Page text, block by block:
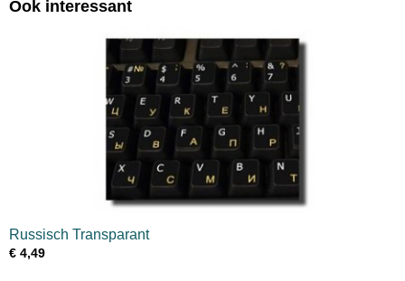
Ook interessant
Russisch Transparant
€ 4,49